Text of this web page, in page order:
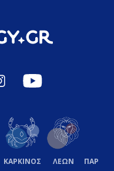
ΚΑΡΚΙΝΟΣ ΛΕΩΝ